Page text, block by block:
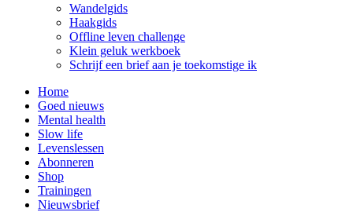
Wandelgids
Haakgids
Offline leven challenge
Klein geluk werkboek
Schrijf een brief aan je toekomstige ik
Home
Goed nieuws
Mental health
Slow life
Levenslessen
Abonneren
Shop
Trainingen
Nieuwsbrief